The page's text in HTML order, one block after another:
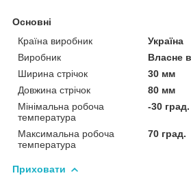
Основні
Країна виробник
Україна
Виробник
Власне
Ширина стрічок
30 мм
Довжина стрічок
80 мм
Мінімальна робоча
температура
-30 град.
Максимальна робоча
температура
70 град.
Приховати